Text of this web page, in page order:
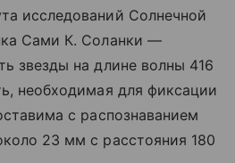
исследований Солнечной
Сами К. Соланки —
звезды на длине волны 416
необходимая для фиксации
с распознаванием
23 мм с расстояния 180